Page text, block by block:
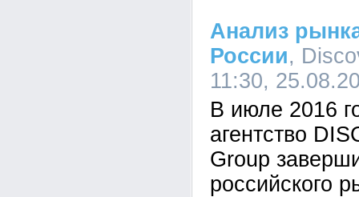
Анализ
России,
11:30,
В июле 2016
агентство
Group
российского